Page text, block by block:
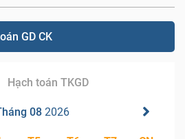
GD CK
Hạch toán TKGD
08 2026